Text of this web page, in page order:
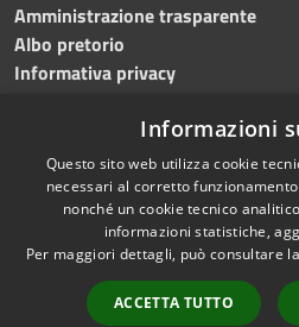
Amministrazione trasparente
Albo pretorio
Informativa privacy
Dichiarazione di accessibilità
RSS
Accessibilità
Informazioni
Questo sito web utilizza cookie
necessari al corretto
nonché un cookie tecnico
informazioni statistiche,
Per maggiori dettagli, può consultare
ACCETTA TUTTO